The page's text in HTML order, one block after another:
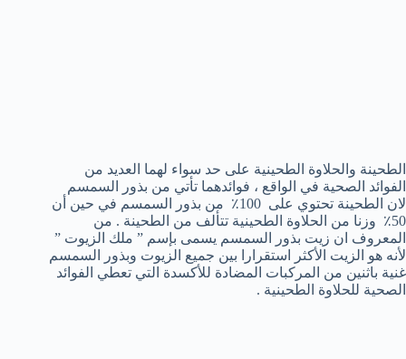
الطحينة والحلاوة الطحينية على حد سواء لهما العديد من
الفوائد الصحية في الواقع ، فوائدهما تأتي من بذور السمسم
لان الطحينة تحتوي على 100٪ من بذور السمسم في حين أن
50٪ وزنا من الحلاوة الطحينية تتألف من الطحينة . من
المعروف ان زيت بذور السمسم يسمى بإسم ” ملك الزيوت ”
لأنه هو الزيت الأكثر استقرارا بين جميع الزيوت وبذور السمسم
غنية باثنين من المركبات المضادة للأكسدة التي تعطي الفوائد
الصحية للحلاوة الطحينية .